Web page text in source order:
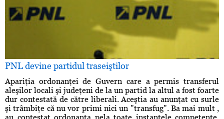
PNL devine partidul traseiştilor
Apariţia ordonanţei de Guvern care a permis transferul
aleşilor locali şi judeţeni de la un partid la altul a fost foarte
dur contestată de către liberali. Aceştia au anunţat cu surle
şi trâmbiţe că nu vor primi nici un "transfug". Ba mai mult ,